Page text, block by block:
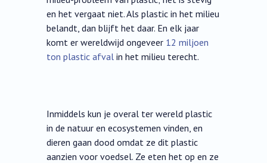
en het vergaat niet. Als plastic in het milieu
belandt, dan blijft het daar. En elk jaar
komt er wereldwijd ongeveer 12 miljoen
ton plastic afvalin het milieu terecht.
Inmiddels kun je overal ter wereld plastic
in de natuur en ecosystemen vinden, en
dieren gaan dood omdat ze dit plastic
aanzien voor voedsel. Ze eten het op en ze